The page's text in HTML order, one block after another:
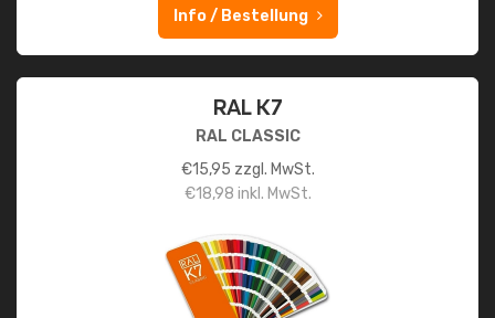
Info / Bestellung
RAL K7
RAL CLASSIC
€15,95 zzgl. MwSt.
€18,98 inkl. MwSt.